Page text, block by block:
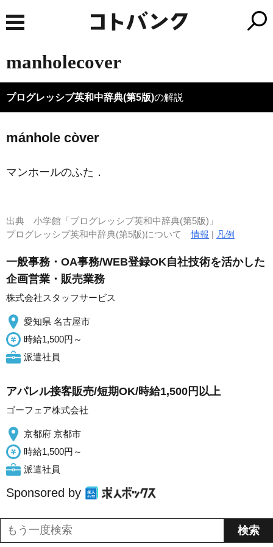
manholecover
プログレッシブ英和中辞典(第5版)の解説
mánhole còver
マンホールのふた ．
出典 小学館「プログレッシブ英和中辞典(第5版)」
プログレッシブ英和中辞典(第5版)について情報 | 凡例
一般事務・OA事務/WEB登録OK自社技術を活かした
企画営業・販売業務
株式会社スタッフサービス
愛知県 名古屋市
時給1,500円～
派遣社員
アパレル接客販売/短期OK/時給1,500円以上
ゴーフェア株式会社
京都府 京都市
時給1,500円～
派遣社員
Sponsored by